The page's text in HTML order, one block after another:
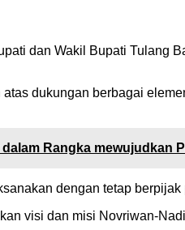
dan Wakil Bupati Tulang
dukungan berbagai
Rangka mewujudkan
dengan tetap
visi dan misi Novriwan-